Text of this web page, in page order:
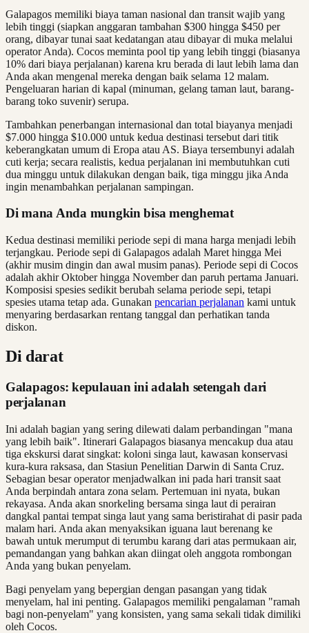
Galapagos memiliki biaya taman nasional dan transit wajib yang
lebih tinggi (siapkan anggaran tambahan $300 hingga $450 per
orang, dibayar tunai saat kedatangan atau dibayar di muka melalui
operator Anda). Cocos meminta pool tip yang lebih tinggi (biasanya
10% dari biaya perjalanan) karena kru berada di laut lebih lama dan
Anda akan mengenal mereka dengan baik selama 12 malam.
Pengeluaran harian di kapal (minuman, gelang taman laut, barang-
barang toko suvenir) serupa.
Tambahkan penerbangan internasional dan total biayanya menjadi
$7.000 hingga $10.000 untuk kedua destinasi tersebut dari titik
keberangkatan umum di Eropa atau AS. Biaya tersembunyi adalah
cuti kerja; secara realistis, kedua perjalanan ini membutuhkan cuti
dua minggu untuk dilakukan dengan baik, tiga minggu jika Anda
ingin menambahkan perjalanan sampingan.
Di mana Anda mungkin bisa menghemat
Kedua destinasi memiliki periode sepi di mana harga menjadi lebih
terjangkau. Periode sepi di Galapagos adalah Maret hingga Mei
(akhir musim dingin dan awal musim panas). Periode sepi di Cocos
adalah akhir Oktober hingga November dan paruh pertama Januari.
Komposisi spesies sedikit berubah selama periode sepi, tetapi
spesies utama tetap ada. Gunakan pencarian perjalanan kami untuk
menyaring berdasarkan rentang tanggal dan perhatikan tanda
diskon.
Di darat
Galapagos: kepulauan ini adalah setengah dari
perjalanan
Ini adalah bagian yang sering dilewati dalam perbandingan "mana
yang lebih baik". Itinerari Galapagos biasanya mencakup dua atau
tiga ekskursi darat singkat: koloni singa laut, kawasan konservasi
kura-kura raksasa, dan Stasiun Penelitian Darwin di Santa Cruz.
Sebagian besar operator menjadwalkan ini pada hari transit saat
Anda berpindah antara zona selam. Pertemuan ini nyata, bukan
rekayasa. Anda akan snorkeling bersama singa laut di perairan
dangkal pantai tempat singa laut yang sama beristirahat di pasir pada
malam hari. Anda akan menyaksikan iguana laut berenang ke
bawah untuk merumput di terumbu karang dari atas permukaan air,
pemandangan yang bahkan akan diingat oleh anggota rombongan
Anda yang bukan penyelam.
Bagi penyelam yang bepergian dengan pasangan yang tidak
menyelam, hal ini penting. Galapagos memiliki pengalaman "ramah
bagi non-penyelam" yang konsisten, yang sama sekali tidak dimiliki
oleh Cocos.